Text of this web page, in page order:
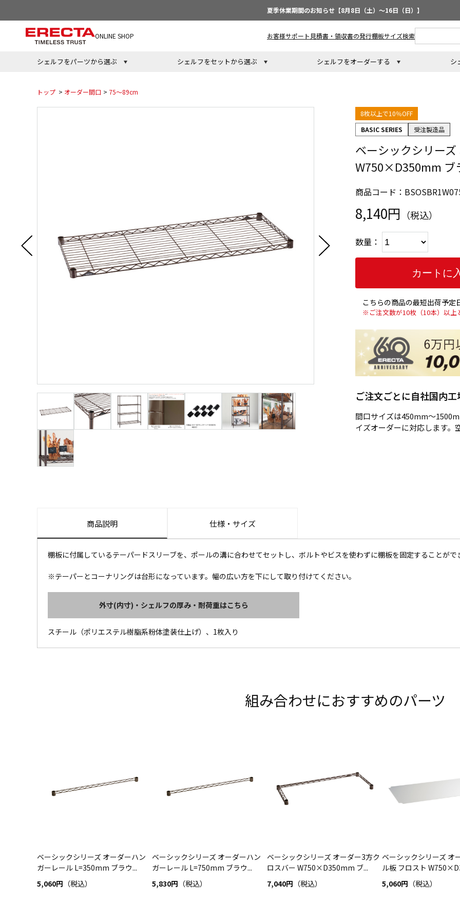
夏季休業期間のお知らせ【8月8日（土）～16日（日）】
ONLINE SHOP お客様サポート 見積書・領収書の発行棚板サイズ検索
シェルフをパーツから選ぶ シェルフをセットから選ぶ シェルフをオーダーする シ
トップ > オーダー間口 > 75～89cm
8枚以上で10％OFF
BASIC SERIES
受注製造品
ベーシックシリー
W750×D350mm ブ
商品コード：
8,140円 （税込）
数量：
こちらの商品の最短出荷予
※ご注文数が10枚（10本）以上
ご注文ごとに自社国内
間口サイズは450mm～
イズオーダーに対応します。
商品説明 仕様・サイズ
棚板に付属しているテーパードスリーブを、ポールの溝に合わせてセットし、ボルトやビスを使わずに棚板を固定することがで
※テーパーとコーナリングは台形になっています。幅の広い方を下にして取り付けてください。
外寸(内寸)・シェルフの厚み・耐荷重はこちら
スチール（ポリエステル樹脂系粉体塗装仕上げ）、1枚入り
組み合わせにおすすめのパーツ
ベーシックシリーズ オーダーハン
ガーレール L=350mm ブラウ...
5,060円 （税込）
ベーシックシリーズ オーダーハン
ガーレール L=750mm ブラウ...
5,830円 （税込）
ベーシックシリーズ オーダー3方ク
ロスバー W750×D350mm ブ...
7,040円 （税込）
ベーシックシリーズ オ
ル板 フロスト
5,060円 （税込）